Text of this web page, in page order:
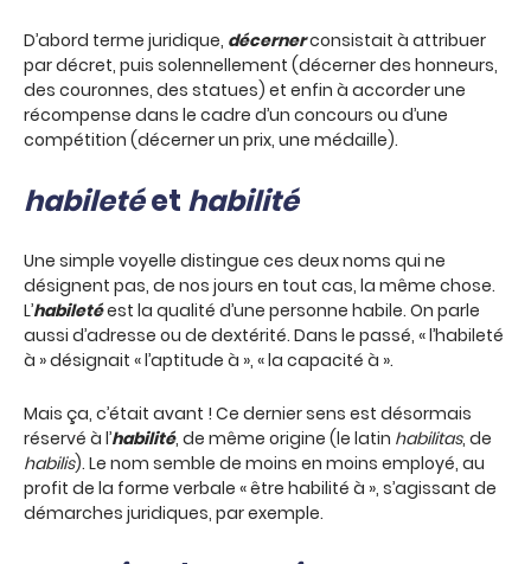
D’abord terme juridique, décernerconsistait à attribuer
par décret, puis solennellement (décerner des honneurs,
des couronnes, des statues) et enfin à accorder une
récompense dans le cadre d’un concours ou d’une
compétition (décerner un prix, une médaille).
habiletéet habilité
Une simple voyelle distingue ces deux noms qui ne
désignent pas, de nos jours en tout cas, la même chose.
L’habiletéest la qualité d’une personne habile. On parle
aussi d’adresse ou de dextérité. Dans le passé, « l’habileté
à » désignait « l’aptitude à », « la capacité à ».
Mais ça, c’était avant ! Ce dernier sens est désormais
réservé à l’habilité, de même origine (le latin habilitas, de
habilis). Le nom semble de moins en moins employé, au
profit de la forme verbale « être habilité à », s’agissant de
démarches juridiques, par exemple.